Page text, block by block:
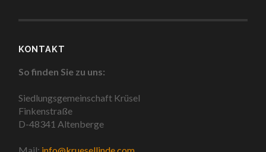
KONTAKT
So finden Sie zu uns:
Siedlungsgemeinschaft Krüsel
Finkenstraße
D-48341 Altenberge